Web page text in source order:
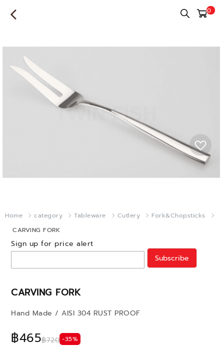
0
Home category Tableware Cutlery
Fork&Chopsticks
CARVING FORK
CARVING FORK
฿465฿720 -35%
Hand Made / AISI 304 RUST PROOF
Sign up for price alert
Subscribe